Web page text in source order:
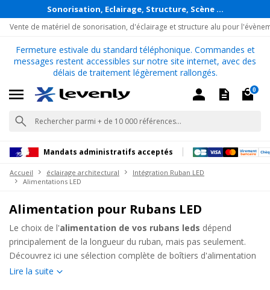
Sonorisation, Eclairage, Structure, Scène ...
Vente de matériel de sonorisation, d'éclairage et structure alu pour
Fermeture estivale du standard téléphonique. Commandes et
messages restent accessibles sur notre site internet, avec des
délais de traitement légèrement rallongés.
0
Mandats administratifs acceptés
Accueil éclairage architectural
Intégration Ruban LED
Alimentations LED
Alimentation pour Rubans LED
Le choix de l'alimentation de vos rubans leds dépend
principalement de la longueur du ruban, mais pas seulement.
Découvrez ici une sélection complète de boîtiers d'alimentation
pour toutes les configurations et toutes les longueurs de rubans
Lire la suite